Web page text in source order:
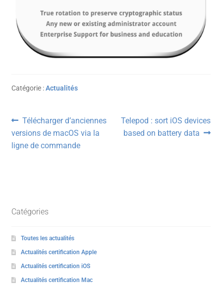
Catégorie :Actualités
Navigation
de
Article
précédent :
Télécharger d’anciennes
versions de macOS via la
ligne de commande
Article
suivant :
Telepod : sort iOS devices
based on battery data
Catégories
Toutes les actualités
Actualités certification Apple
Actualités certification iOS
Actualités certification Mac